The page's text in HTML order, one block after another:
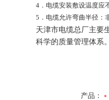
4 ．电缆安装敷设温度应
5 ．电缆允许弯曲半径
天津市电缆总厂主要
科学的质量管理体系
产品：